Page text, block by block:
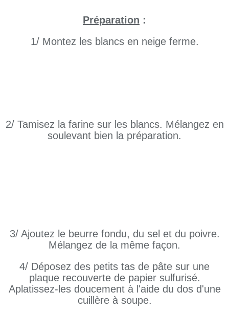
Préparation :
1/ Montez les blancs en neige ferme.
2/ Tamisez la farine sur les blancs. Mélangez en
soulevant bien la préparation.
3/ Ajoutez le beurre fondu, du sel et du poivre.
Mélangez de la même façon.
4/ Déposez des petits tas de pâte sur une
plaque recouverte de papier sulfurisé.
Aplatissez-les doucement à l'aide du dos d'une
cuillère à soupe.